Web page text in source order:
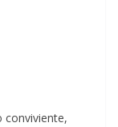
conviviente,